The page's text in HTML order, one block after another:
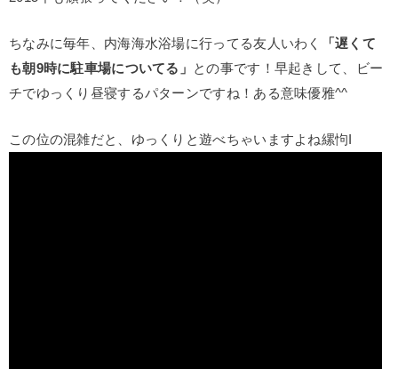
ちなみに毎年、内海海水浴場に行ってる友人いわく
「遅くて
も朝9時に駐車場についてる」
との事です！早起きして、ビー
チでゆっくり昼寝するパターンですね！ある意味優雅^^
この位の混雑だと、ゆっくりと遊べちゃいますよね縲怐I